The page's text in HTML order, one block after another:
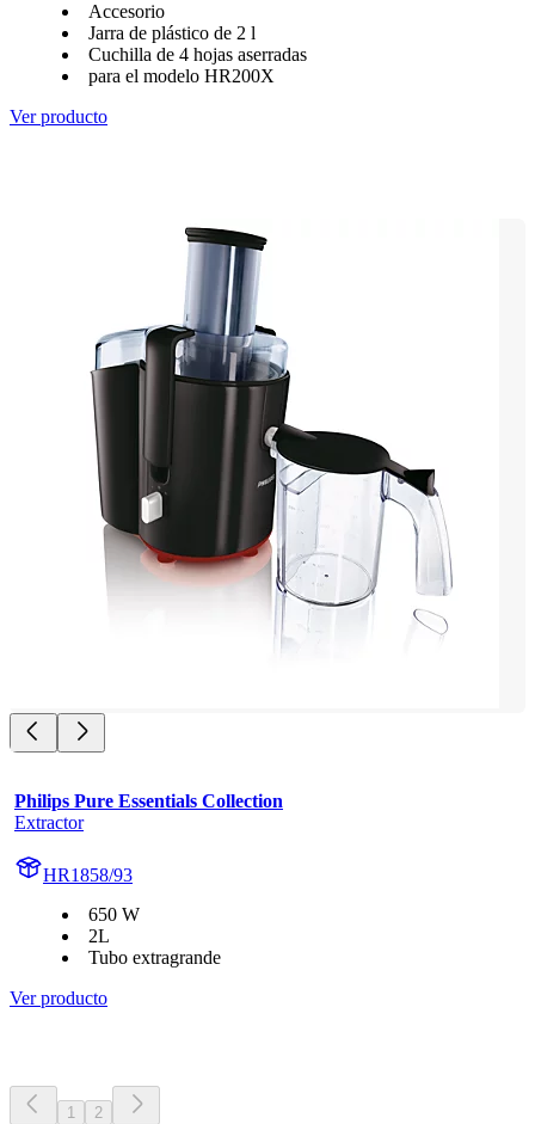
Accesorio
Jarra de plástico de 2 l
Cuchilla de 4 hojas aserradas
para el modelo HR200X
Ver producto
Philips Pure Essentials Collection
Extractor
HR1858/93
650 W
2L
Tubo extragrande
Ver producto
1 2